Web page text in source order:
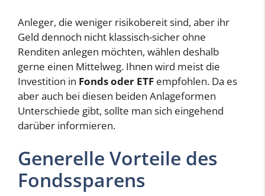
Anleger, die weniger risikobereit sind, aber ihr
Geld dennoch nicht klassisch-sicher ohne
Renditen anlegen möchten, wählen deshalb
gerne einen Mittelweg. Ihnen wird meist die
Investition in Fonds oder ETF empfohlen. Da es
aber auch bei diesen beiden Anlageformen
Unterschiede gibt, sollte man sich eingehend
darüber informieren.
Generelle Vorteile des
Fondssparens